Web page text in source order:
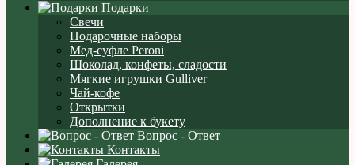
Подарки
Свечи
Подарочные наборы
Мед-суфле Peroni
Шоколад, конфеты, сладости
Мягкие игрушки Gulliver
Чай-кофе
Открытки
Дополнение к букету
Вопрос - Ответ
Контакты